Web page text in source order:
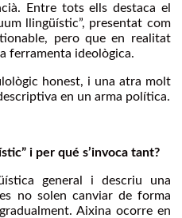
Entre tots ells destaca el
llingüístic”, presentat com
pero que en realitat
ferramenta ideològica.
honest, i una atra molt
en un arma política.
i per qué s’invoca tant?
general i descriu una
no solen canviar de forma
Aixina ocorre en